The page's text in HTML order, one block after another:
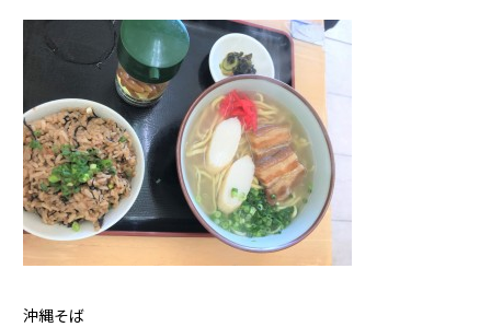
沖縄そば